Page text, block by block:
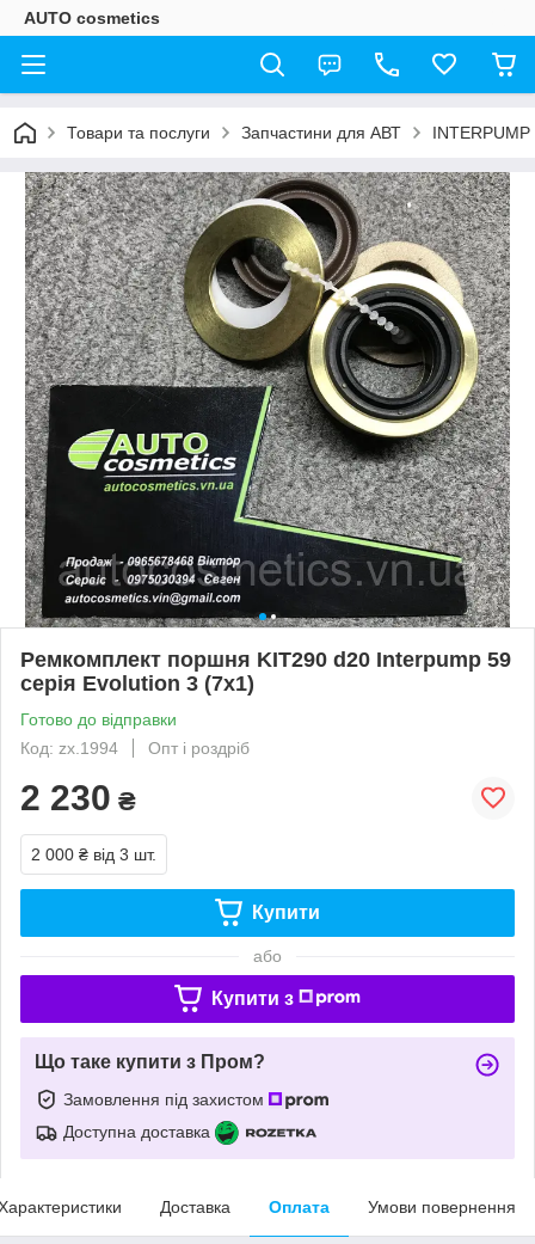
AUTO cosmetics
Товари та послуги Запчастини для АВТ
Ремкомплект поршня KIT290 d20 Interpump 59
серія Evolution 3 (7x1)
Готово до відправки
Код: zx.1994
Опт і роздріб
2 230 ₴
2 000 ₴ від 3 шт.
Купити
або
Купити з
Що таке купити з Пром?
Замовлення під захистом
Доступна доставка
Доставка Оплата Умови повернення